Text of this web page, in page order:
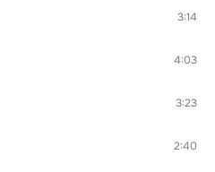
3:14
4:03
3:23
2:40